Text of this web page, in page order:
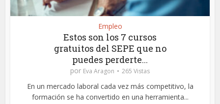
Empleo
Estos son los 7 cursos
gratuitos del SEPE que no
puedes perderte...
por Eva Aragon 265 Vistas
En un mercado laboral cada vez más competitivo, la
formación se ha convertido en una herramienta...